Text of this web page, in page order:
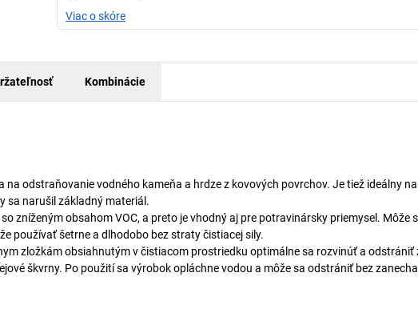
Viac o skóre
Kombinácie
na odstraňovanie vodného kameňa a hrdze z kovových povrchov. Je tiež ideálny
sa narušil základný materiál.
zníženým obsahom VOC, a preto je vhodný aj pre potravinársky priemysel. Môže
používať šetrne a dlhodobo bez straty čistiacej sily.
zložkám obsiahnutým v čistiacom prostriedku optimálne sa rozvinúť a odstrániť
škvrny. Po použití sa výrobok opláchne vodou a môže sa odstrániť bez